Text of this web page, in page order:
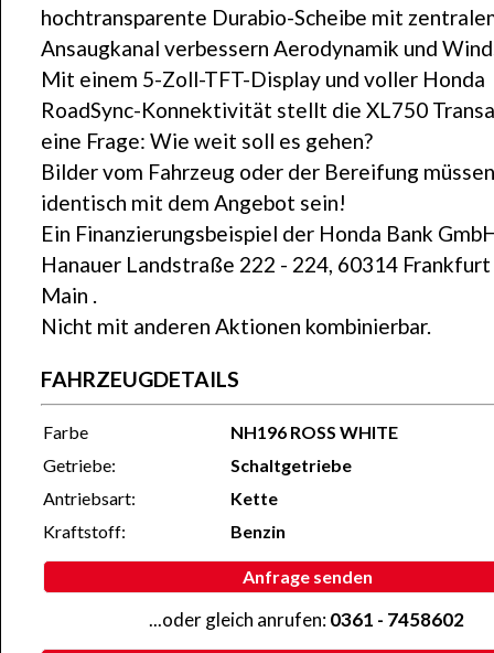
hochtransparente Durabio-Scheibe mit
Ansaugkanal verbessern Aerodynamik und
Mit einem 5-Zoll-TFT-Display und voller Honda
RoadSync-Konnektivität stellt die XL750
eine Frage: Wie weit soll es gehen?
Bilder vom Fahrzeug oder der Bereifung
identisch mit dem Angebot sein!
Ein Finanzierungsbeispiel der Honda Bank
Hanauer Landstraße 222 - 224, 60314 Frankfurt
Main .
Nicht mit anderen Aktionen kombinierbar.
FAHRZEUGDETAILS
Farbe
NH196 ROSS WHITE
Getriebe:
Schaltgetriebe
Antriebsart:
Kette
Kraftstoff:
Benzin
Anfrage senden
...oder gleich anrufen:0361 - 7458602